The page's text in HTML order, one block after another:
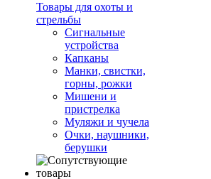
Товары для охоты и
стрельбы
Сигнальные
устройства
Капканы
Манки, свистки,
горны, рожки
Мишени и
пристрелка
Муляжи и чучела
Очки, наушники,
берушки